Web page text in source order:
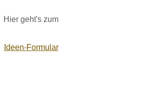
Hier geht's zum
Ideen-Formular